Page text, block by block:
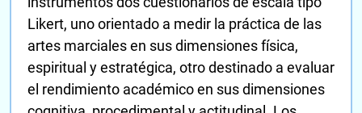
Likert, uno orientado a medir la práctica de las
artes marciales en sus dimensiones física,
espiritual y estratégica, otro destinado a evaluar
el rendimiento académico en sus dimensiones